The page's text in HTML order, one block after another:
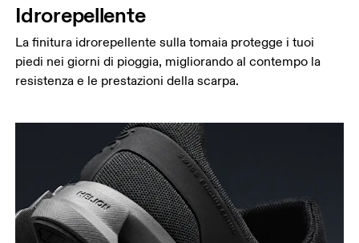
Idrorepellente
La finitura idrorepellente sulla tomaia protegge i tuoi
piedi nei giorni di pioggia, migliorando al contempo la
resistenza e le prestazioni della scarpa.